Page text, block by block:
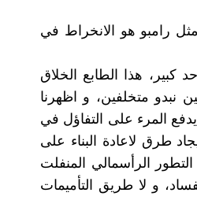
رامبو هو الانخراط في
هذا الطابع الخلاق
نبدو متخلفين، و اظهرنا
المرء على التفاؤل في
طرق لاعادة البناء على
الرأسمالي المنفلت
و لا طريق التأميمات